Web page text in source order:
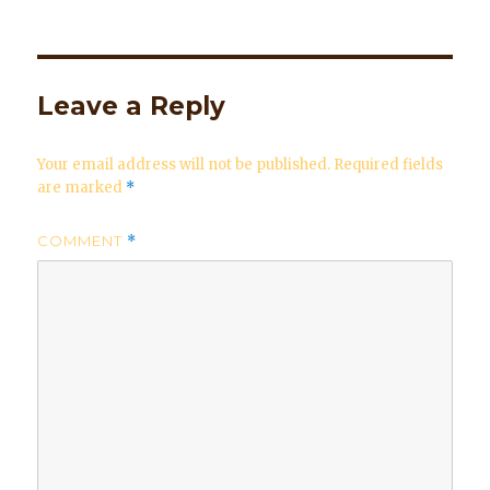
Leave a Reply
Your email address will not be published. Required fields
are marked *
COMMENT *